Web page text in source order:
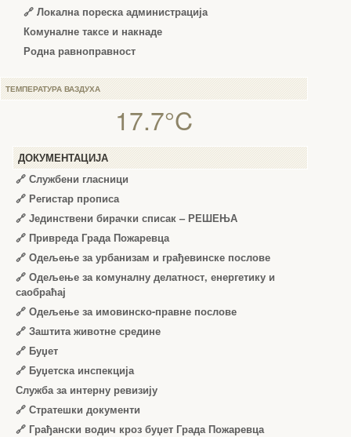
🔗 Локална пореска администрација
Комуналне таксе и накнаде
Родна равноправност
ТЕМПЕРАТУРА ВАЗДУХА
17.7°C
ДОКУМЕНТАЦИЈА
🔗 Службени гласници
🔗 Регистар прописа
🔗 Јединствени бирачки списак – РЕШЕЊА
🔗 Привреда Града Пожаревца
🔗 Одељење за урбанизам и грађевинске послове
🔗 Одељење за комуналну делатност, енергетику и
саобраћај
🔗 Одељење за имовинско-правне послове
🔗 Заштита животне средине
🔗 Буџет
🔗 Буџетска инспекција
Служба за интерну ревизију
🔗 Стратешки документи
🔗 Грађански водич кроз буџет Града Пожаревца